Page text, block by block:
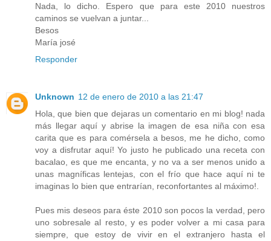
Nada, lo dicho. Espero que para este 2010 nuestros
caminos se vuelvan a juntar...
Besos
María josé
Responder
Unknown 12 de enero de 2010 a las 21:47
Hola, que bien que dejaras un comentario en mi blog! nada
más llegar aquí y abrise la imagen de esa niña con esa
carita que es para comérsela a besos, me he dicho, como
voy a disfrutar aquí! Yo justo he publicado una receta con
bacalao, es que me encanta, y no va a ser menos unido a
unas magníficas lentejas, con el frío que hace aquí ni te
imaginas lo bien que entrarían, reconfortantes al máximo!.
Pues mis deseos para éste 2010 son pocos la verdad, pero
uno sobresale al resto, y es poder volver a mi casa para
siempre, que estoy de vivir en el extranjero hasta el